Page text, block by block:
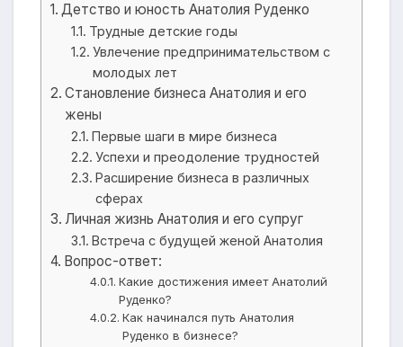
Детство и юность Анатолия Руденко
Трудные детские годы
Увлечение предпринимательством с
молодых лет
Становление бизнеса Анатолия и его
жены
Первые шаги в мире бизнеса
Успехи и преодоление трудностей
Расширение бизнеса в различных
сферах
Личная жизнь Анатолия и его супруг
Встреча с будущей женой Анатолия
Вопрос-ответ:
Какие достижения имеет Анатолий
Руденко?
Как начинался путь Анатолия
Руденко в бизнесе?